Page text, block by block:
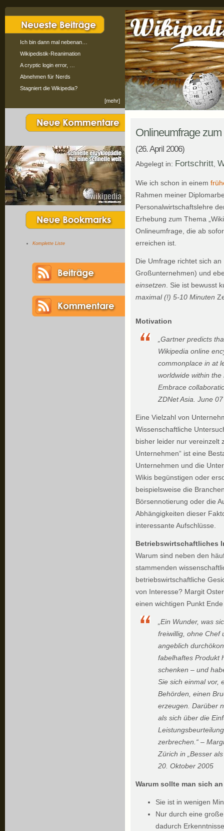
Ich bin dann mal nebenan…
Wikipedistik-Reanimation
A cryptic login error, …
Abnehmen für Nerds
Stagniert die Wikipedia?
[mehr]
Komplette Liste
Onlineumfrage
(26. April 2006)
Abgelegt in: Fortschritt
Wie ich schon in einem
Rahmen meiner
Personalwirtschaftslehre
Erhebung zum Thema
Onlineumfrage, die ab
erreichen ist.
Die Umfrage richtet sich an
Großunternehmen) und
einsetzen . Sie ist bewusst
maximal (!) 5-10 Minuten
Motivation
„Gartner predicts
Wikipedia online
commonplace in at
worldwide within the
Embrace
ZDNet Asia. June
Eine Vielzahl von
Wissenschaftliche
bisher leider nur vereinzelt
Unternehmen“ ist eine
Unternehmen und die
Wikis begünstigen oder
beispielsweise die
Börsennotierung oder die
Abhängigkeiten dieser
interessante Aufschlüsse.
Betriebswirtschaftliches
Warum sind neben den
stammenden
betriebswirtschaftliche
von Interesse? Margit
einen wichtigen Punkt
„Ein Wunder, was
freiwillig, ohne Chef
angeblich
fabelhaftes Produkt
schenken – und
Sie sich einmal vor,
Behörden, einen
erzeugen. Darüber
als sich über die
zerbrechen.“ –
Zürich in „Besser
20. Oktober 2005
Warum sollte man sich
Sie ist in wenigen
Nur durch eine
dadurch